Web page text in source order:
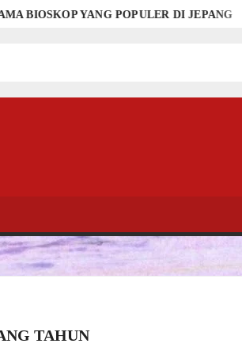
DI JEPANG DERETAN NAMA
TAHUN